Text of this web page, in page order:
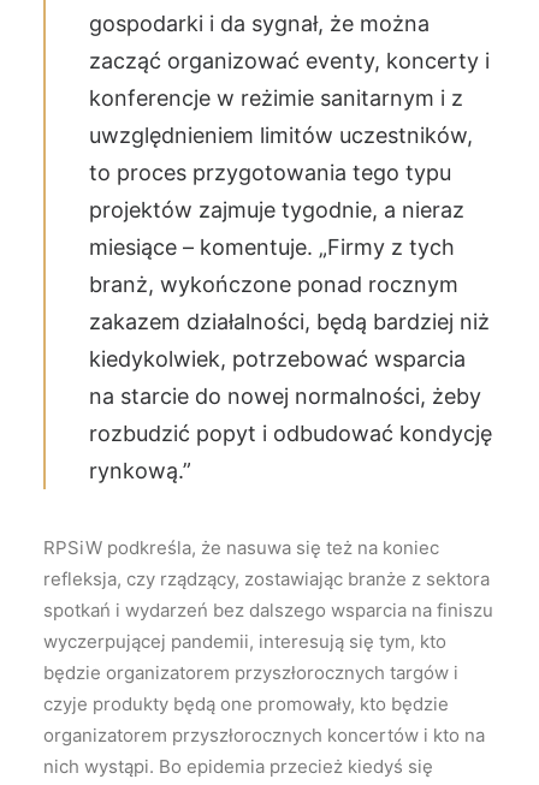
gospodarki i da sygnał, że można
zacząć organizować eventy, koncerty i
konferencje w reżimie sanitarnym i z
uwzględnieniem limitów uczestników,
to proces przygotowania tego typu
projektów zajmuje tygodnie, a nieraz
miesiące – komentuje. „Firmy z tych
branż, wykończone ponad rocznym
zakazem działalności, będą bardziej niż
kiedykolwiek, potrzebować wsparcia
na starcie do nowej normalności, żeby
rozbudzić popyt i odbudować kondycję
rynkową.”
RPSiW podkreśla, że nasuwa się też na koniec
refleksja, czy rządzący, zostawiając branże z sektora
spotkań i wydarzeń bez dalszego wsparcia na finiszu
wyczerpującej pandemii, interesują się tym, kto
będzie organizatorem przyszłorocznych targów i
czyje produkty będą one promowały, kto będzie
organizatorem przyszłorocznych koncertów i kto na
nich wystąpi. Bo epidemia przecież kiedyś się